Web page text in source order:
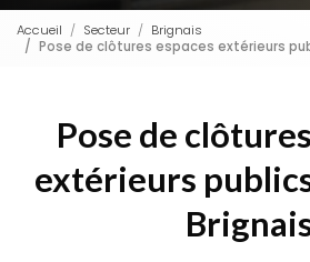
Accueil Secteur
Brignais
Pose de clôtures espaces extérieurs
Pose de
extérieurs